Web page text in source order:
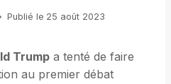
Publié le 25 août 2023
Trump a tenté de faire
au premier débat